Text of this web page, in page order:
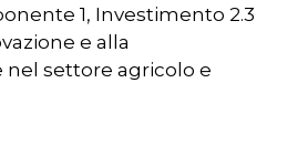
1, Investimento 2.3
e alla
nel settore agricolo e